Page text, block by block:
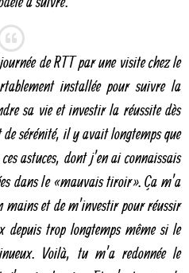
de RTT par une visite chez le
installée pour suivre la
sa vie et investir la réussite dès
de sérénité, il y avait longtemps que
astuces, dont j’en ai connaissais
dans le « mauvais tiroir ». Ça m’a
mains et de m’investir pour réussir
depuis trop longtemps même si le
Voilà, tu m’a redonnée le